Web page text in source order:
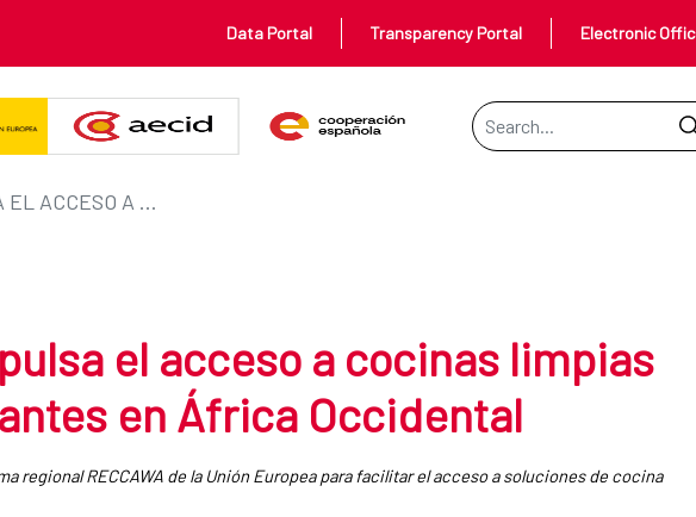
a cocinas limpias no contaminantes
Data Portal Transparency Portal Electronic
Search Bar
LA AECID IMPULSA EL ACCESO A COCINAS LIMPIAS NO CONTAMINANTES EN ÁFRICA OCCIDENTAL
el acceso a cocinas limpias
en África Occidental
regional RECCAWA de la Unión Europea para facilitar el acceso a soluciones de cocina